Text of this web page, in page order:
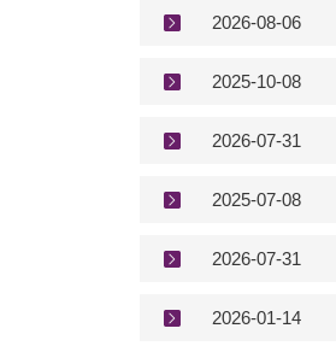
2026-08-06
2025-10-08
2026-07-31
2025-07-08
2026-07-31
2026-01-14